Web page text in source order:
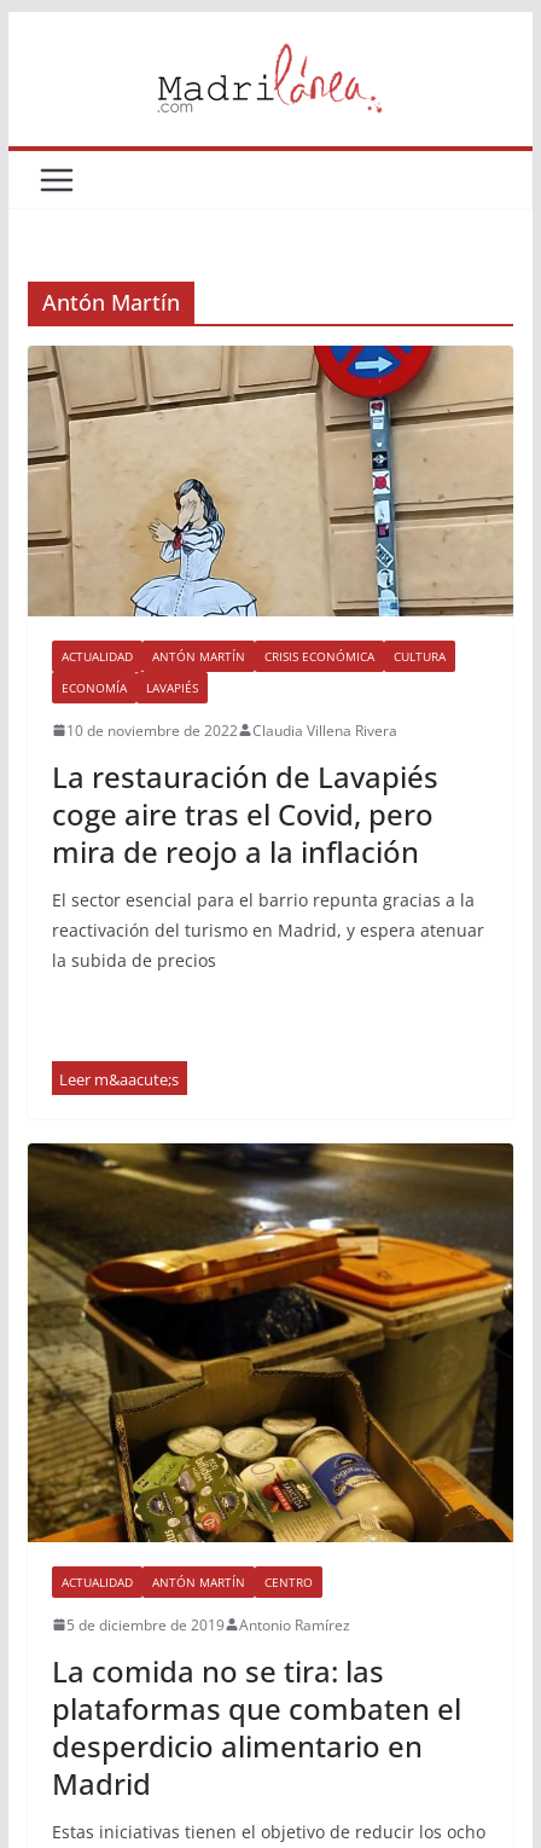
Antón Martín
ACTUALIDAD ANTÓN MARTÍN CRISIS ECONÓMICA
CULTURA
ECONOMÍA
LAVAPIÉS
10 de noviembre de 2022 Claudia Villena Rivera
La restauración de Lavapiés
coge aire tras el Covid, pero
mira de reojo a la inflación
El sector esencial para el barrio repunta gracias a la
reactivación del turismo en Madrid, y espera atenuar
la subida de precios
ACTUALIDAD ANTÓN MARTÍN CENTRO
5 de diciembre de 2019 Antonio Ramírez
La comida no se tira: las
plataformas que combaten el
desperdicio alimentario en
Madrid
Estas iniciativas tienen el objetivo de reducir los ocho